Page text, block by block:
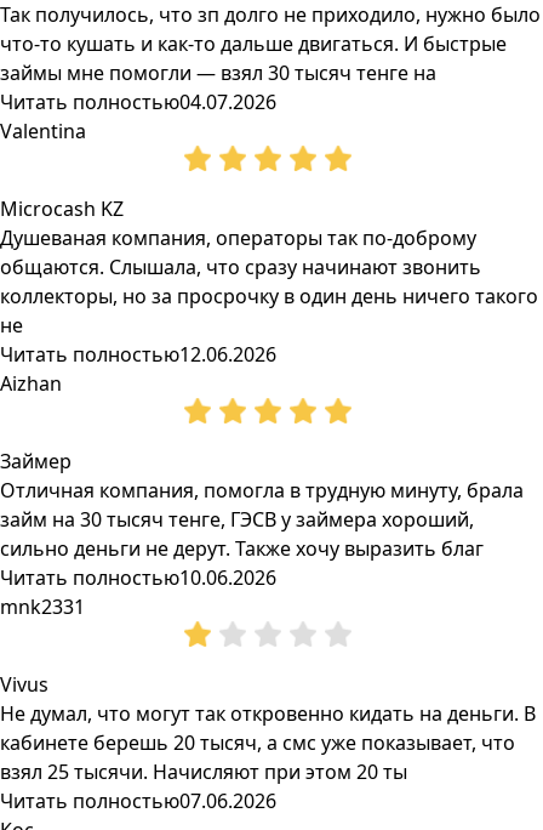
Так получилось, что зп долго не приходило, нужно было
что-то кушать и как-то дальше двигаться. И быстрые
займы мне помогли — взял 30 тысяч тенге на
Читать полностью04.07.2026
Valentina
Microcash KZ
Душеваная компания, операторы так по-доброму
общаются. Слышала, что сразу начинают звонить
коллекторы, но за просрочку в один день ничего такого
не
Читать полностью12.06.2026
Aizhan
Займер
Отличная компания, помогла в трудную минуту, брала
займ на 30 тысяч тенге, ГЭСВ у займера хороший,
сильно деньги не дерут. Также хочу выразить благ
Читать полностью10.06.2026
mnk2331
Vivus
Не думал, что могут так откровенно кидать на деньги. В
кабинете берешь 20 тысяч, а смс уже показывает, что
взял 25 тысячи. Начисляют при этом 20 ты
Читать полностью07.06.2026